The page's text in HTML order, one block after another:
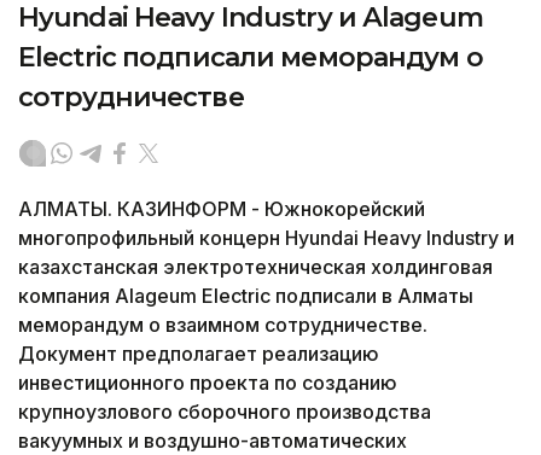
Hyundai Heavy Industry и Аlageum
Electric подписали меморандум о
сотрудничестве
АЛМАТЫ. КАЗИНФОРМ - Южнокорейский
многопрофильный концерн Hyundai Heavy Industry и
казахстанская электротехническая холдинговая
компания Аlageum Electric подписали в Алматы
меморандум о взаимном сотрудничестве.
Документ предполагает реализацию
инвестиционного проекта по созданию
крупноузлового сборочного производства
вакуумных и воздушно-автоматических